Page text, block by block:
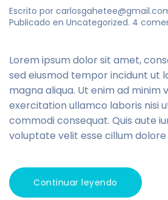
Escrito por
Publicado en Uncategorized. 4
Lorem ipsum dolor sit amet,
sed eiusmod tempor incidunt ut
magna aliqua. Ut enim ad minim
exercitation ullamco laboris nisi
commodi consequat. Quis aute
voluptate velit esse cillum dolore
Continuar leyendo